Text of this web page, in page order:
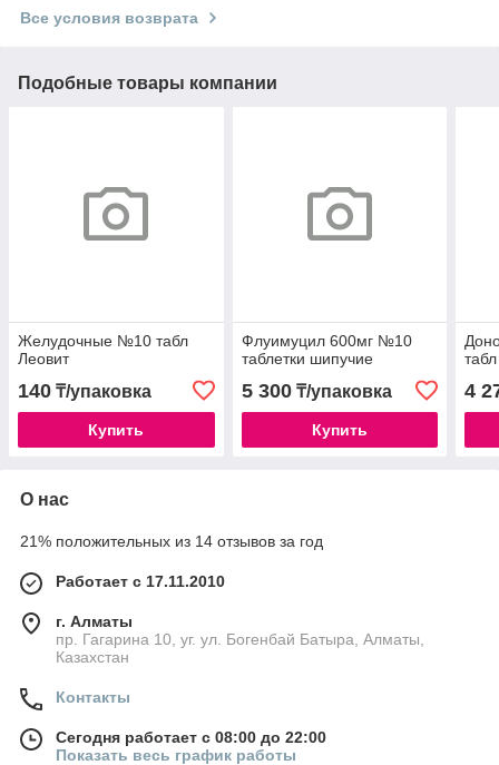
Все условия возврата
Подобные товары компании
Желудочные №10 табл
Леовит
140 ₸/упаковка
Купить
Флуимуцил 600мг №10
таблетки шипучие
5 300₸/упаковка
Купить
табл
4
О нас
21% положительных из 14 отзывов за год
Работает с 17.11.2010
г. Алматы
пр. Гагарина 10, уг. ул. Богенбай Батыра, Алматы,
Казахстан
Контакты
Сегодня работает с 08:00 до 22:00
Показать весь график работы